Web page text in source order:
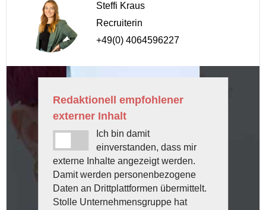
Steffi Kraus
Recruiterin
+49(0) 4064596227
Redaktionell empfohlener
externer Inhalt
Ich bin damit
einverstanden, dass mir
externe Inhalte angezeigt werden.
Damit werden personenbezogene
Daten an Drittplattformen übermittelt.
Stolle Unternehmensgruppe hat